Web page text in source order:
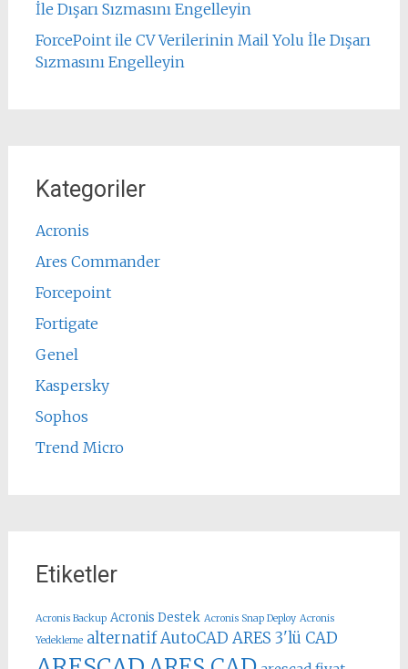
İle Dışarı Sızmasını Engelleyin
ForcePoint ile CV Verilerinin Mail Yolu İle Dışarı
Sızmasını Engelleyin
Kategoriler
Acronis
Ares Commander
Forcepoint
Fortigate
Genel
Kaspersky
Sophos
Trend Micro
Etiketler
Acronis Backup Acronis Destek Acronis Snap Deploy Acronis
Yedekleme alternatif AutoCAD ARES 3'lü CAD